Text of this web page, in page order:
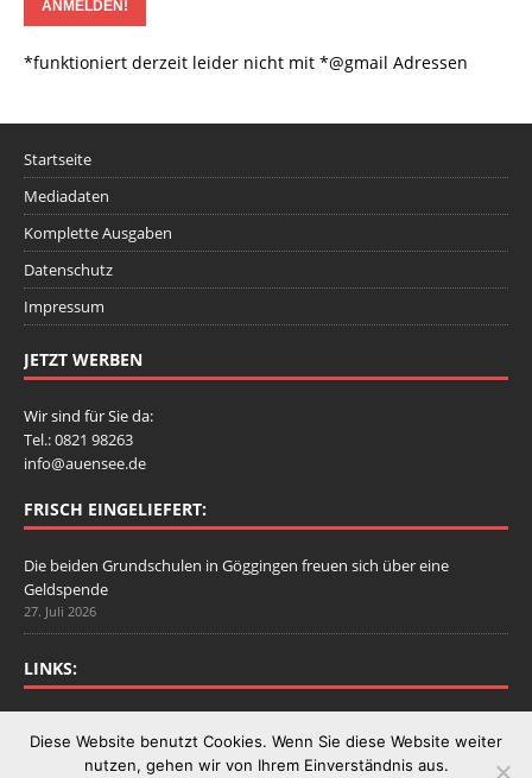
*funktioniert derzeit leider nicht mit *@gmail Adressen
Startseite
Mediadaten
Komplette Ausgaben
Datenschutz
Impressum
JETZT WERBEN
Wir sind für Sie da:
Tel.: 0821 98263
info@auensee.de
FRISCH EINGELIEFERT:
Die beiden Grundschulen in Göggingen freuen sich über eine
Geldspende
27. Juli 2026
LINKS:
Diese Website benutzt Cookies. Wenn Sie diese Website weiter
nutzen, gehen wir von Ihrem Einverständnis aus.